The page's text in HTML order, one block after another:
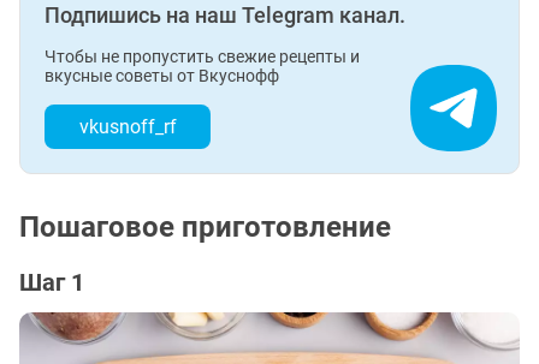
Подпишись на наш Telegram канал.
Чтобы не пропустить свежие рецепты и
вкусные советы от Вкуснофф
vkusnoff_rf
Пошаговое приготовление
Шаг 1